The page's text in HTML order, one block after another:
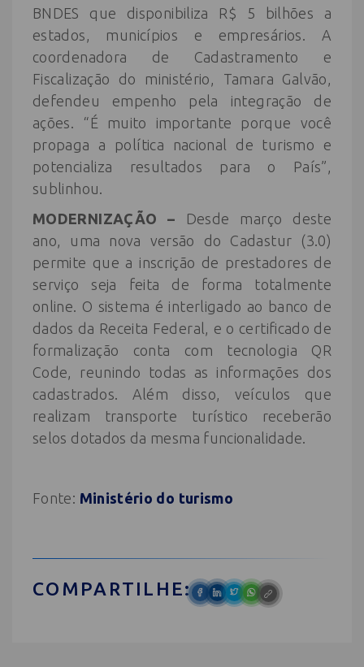
BNDES que disponibiliza R$ 5 bilhões a
estados, municípios e empresários. A
coordenadora de Cadastramento e
Fiscalização do ministério, Tamara Galvão,
defendeu empenho pela integração de
ações. “É muito importante porque você
propaga a política nacional de turismo e
potencializa resultados para o País”,
sublinhou.
MODERNIZAÇÃO – Desde março deste
ano, uma nova versão do Cadastur (3.0)
permite que a inscrição de prestadores de
serviço seja feita de forma totalmente
online. O sistema é interligado ao banco de
dados da Receita Federal, e o certificado de
formalização conta com tecnologia QR
Code, reunindo todas as informações dos
cadastrados. Além disso, veículos que
realizam transporte turístico receberão
selos dotados da mesma funcionalidade.
Fonte: Ministério do turismo
COMPARTILHE: